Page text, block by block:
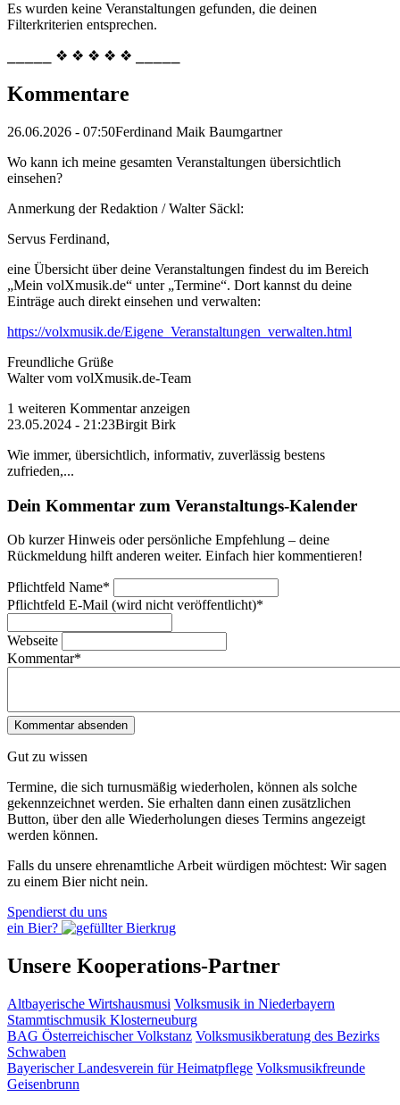
Es wurden keine Veranstaltungen gefunden, die deinen
Filterkriterien entsprechen.
⎯⎯⎯⎯⎯ ❖ ❖ ❖ ❖ ❖ ⎯⎯⎯⎯⎯
Kommentare
26.06.2026 - 07:50Ferdinand Maik Baumgartner
Wo kann ich meine gesamten Veranstaltungen übersichtlich
einsehen?
Anmerkung der Redaktion /Walter Säckl:
Servus Ferdinand,
eine Übersicht über deine Veranstaltungen findest du im Bereich
„Mein volXmusik.de“ unter „Termine“. Dort kannst du deine
Einträge auch direkt einsehen und verwalten:
https://volxmusik.de/Eigene_Veranstaltungen_verwalten.html
Freundliche Grüße
Walter vom volXmusik.de-Team
1 weiteren Kommentar anzeigen
23.05.2024 - 21:23Birgit Birk
Wie immer, übersichtlich, informativ, zuverlässig bestens
zufrieden,...
Dein Kommentar zum Veranstaltungs-Kalender
Ob kurzer Hinweis oder persönliche Empfehlung – deine
Rückmeldung hilft anderen weiter. Einfach hier kommentieren!
Pflichtfeld Name*
Pflichtfeld E-Mail (wird nicht veröffentlicht)*
Webseite
Kommentar*
Gut zu wissen
Termine, die sich turnusmäßig wiederholen, können als solche
gekennzeichnet werden. Sie erhalten dann einen zusätzlichen
Button, über den alle Wiederholungen dieses Termins angezeigt
werden können.
Falls du unsere ehrenamtliche Arbeit würdigen möchtest: Wir sagen
zu einem Bier nicht nein.
Spendierst du uns
ein Bier?
Unsere Kooperations-Partner
Altbayerische Wirtshausmusi Volksmusik in Niederbayern
Stammtischmusik Klosterneuburg
BAG Österreichischer Volkstanz Volksmusikberatung des Bezirks
Schwaben
Bayerischer Landesverein für Heimatpflege Volksmusikfreunde
Geisenbrunn